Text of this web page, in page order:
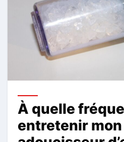
À quelle
entretenir mon